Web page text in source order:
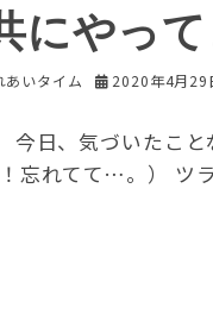
にやって
いタイム 2020年4月29
日、気づいたこ
忘れてて…。） ツ